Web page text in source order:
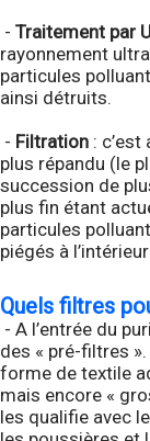
- Traitement par
rayonnement
particules
ainsi détruits.
- Filtration :
plus répandu (le
succession de
plus fin étant
particules
piégés à
Quels filtres
- A l’entrée du
des « pré-filtres
forme de textile
mais encore «
les qualifie avec